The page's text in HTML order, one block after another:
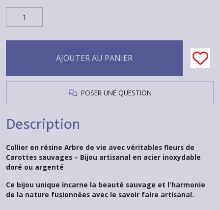
AJOUTER AU PANIER
POSER UNE QUESTION
Description
Collier en résine Arbre de vie avec véritables fleurs de
Carottes sauvages – Bijou artisanal en acier inoxydable
doré ou argenté
Ce bijou unique incarne la beauté sauvage et l'harmonie
de la nature fusionnées avec le savoir faire artisanal.